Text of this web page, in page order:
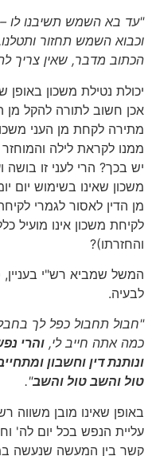
"עד בא השמש תשיבנו לו
וכבוא השמש תחזור
הכתוב מדבר, שאין צריך
יכולת נטילת משכון
אכן חשוב לתורה להקל מן
מתירה לקחת מן העני
ממנו לקראת לילה
יש בכך? הרי לעני זו
משכון שאינו בשימוש יום
מן הדין לאסור לגמרי
לקיחת משכון אינו מועיל
והחזרתו)?
המשל שמביא רש"י בעניין,
לבעיה.
"חבול תחבול כפל לך
כמה אתה חייב לי, והרי
ונותנת דין וחשבון
טול והשב טול והשב".
באופן שאינו מובן משווה
עליית הנפש בכל יום לה'
קשר בין המעשה שנעשה